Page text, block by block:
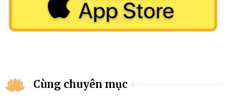
Cùng chuyên mục